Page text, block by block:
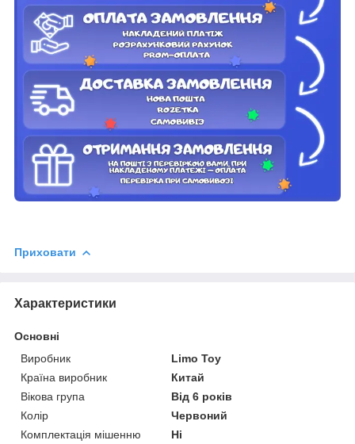
Приховати
Характеристики
Основні
Виробник
Limo Toy
Країна виробник
Китай
Вікова група
Від 6 років
Колір
Червоний
Комплектація мішенню
Ні